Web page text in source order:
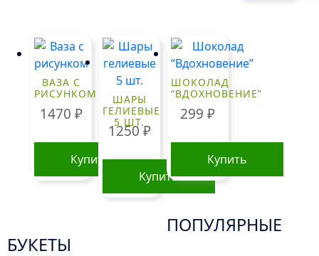
ВАЗА С
РИСУНКОМ
1470 ₽
Купить
ШАРЫ
ГЕЛИЕВЫЕ
5 ШТ.
1250₽
Купить
ШОКОЛАД
“ВДОХНОВЕНИЕ”
299₽
Купить
ПОПУЛЯРНЫЕ
БУКЕТЫ